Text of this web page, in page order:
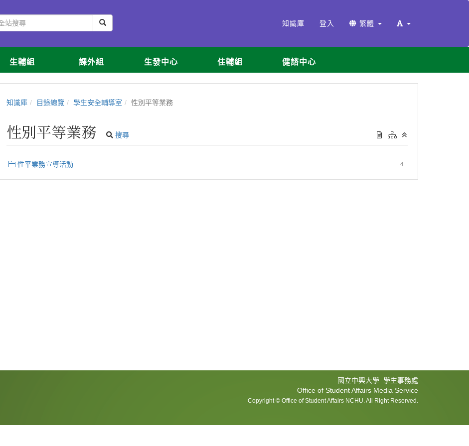
知識庫 登入 繁體
生輔組 課外組 生發中心 住輔組 健諮中心
知識庫 目錄總覽 學生安全輔導室 性別平等業務
性別平等業務 搜尋
4
性平業務宣導活動
國立中興大學 學生事務處
Office of Student Affairs Media Service
Copyright © Office of Student Affairs NCHU. All Right Reserved.